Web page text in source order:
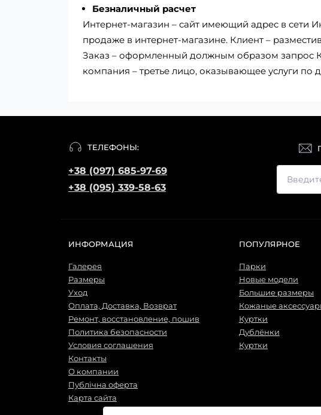
Безналичный расчет
Интернет-магазин – сайт имеющий адрес в сети
продаже в интернет-магазине. Клиент –
Заказ – оформленный должным образом запрос
компания – третье лицо, оказывающее услуги по
ТЕЛЕФОНЫ:
+38 (097) 685-97-69
+38 (095) 339-58-63
ИНФОРМАЦИЯ
Галерея
Размеры
Уход
Оплата, Доставка, Возврат
Ремонт, восстановление, пошив
Политика безопасности
Условия соглашения
Контакты
О компании
Публічна оферта
Карта сайта
ПОПУЛЯРНОЕ
Парки
Новые модели
Большие размеры
Кожаные
Куртки
Дублёнки
Куртки